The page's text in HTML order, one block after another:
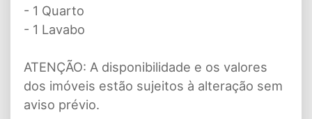
- 1 Quarto
- 1 Lavabo
ATENÇÃO: A disponibilidade e os valores
dos imóveis estão sujeitos à alteração sem
aviso prévio.